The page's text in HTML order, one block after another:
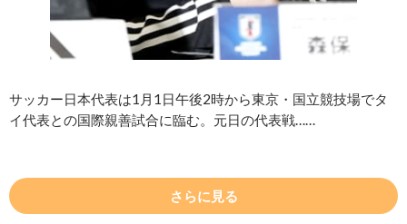
サッカー日本代表は1月1日午後2時から東京・国立競技場でタ
イ代表との国際親善試合に臨む。元日の代表戦……
さらに見る